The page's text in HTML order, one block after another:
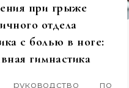
при грыже
отдела
с болью в ноге:
гимнастика